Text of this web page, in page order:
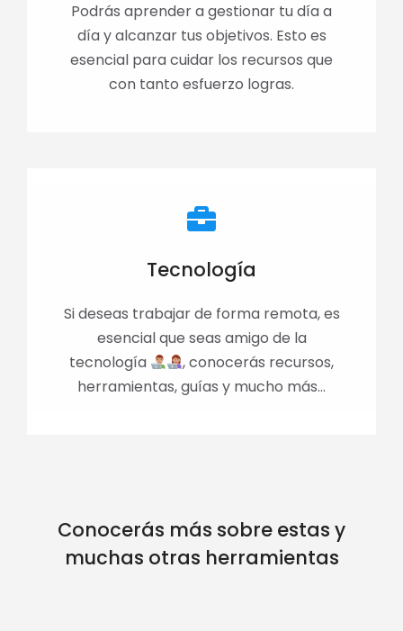
Podrás aprender a gestionar tu día a
día y alcanzar tus objetivos. Esto es
esencial para cuidar los recursos que
con tanto esfuerzo logras.
Tecnología
Si deseas trabajar de forma remota, es
esencial que seas amigo de la
tecnología
, conocerás recursos,
herramientas, guías y mucho más...
Conocerás más sobre estas y
muchas otras herramientas